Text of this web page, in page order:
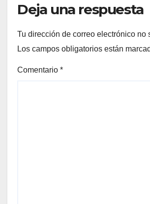
Deja una respuesta
Tu dirección de correo electrónico no
Los campos obligatorios están
Comentario *